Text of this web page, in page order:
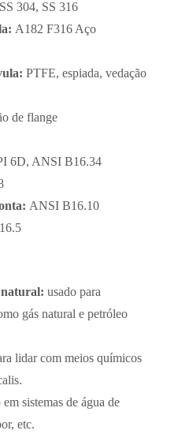
304, SS 316
A182 F316 Aço
PTFE, espiada, vedação
de flange
6D, ANSI B16.34
ANSI B16.10
natural: usado para
gás natural e petróleo
lidar com meios químicos
em sistemas de água de
etc.